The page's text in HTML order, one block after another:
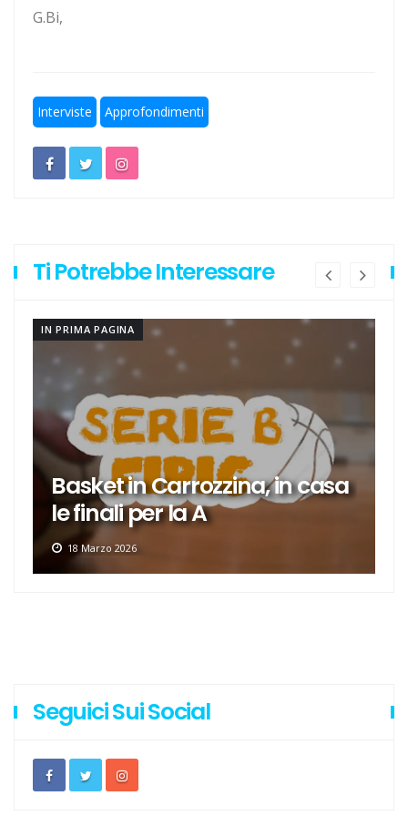
G.Bi,
Interviste Approfondimenti
Ti Potrebbe Interessare
IN PRIMA PAGINA
Basket in Carrozzina, in casa
le finali per la A
18 Marzo 2026
Seguici Sui Social